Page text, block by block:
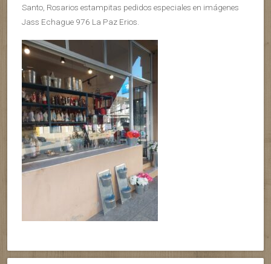
Santo, Rosarios estampitas pedidos especiales en imágenes
Jass Echague 976 La Paz Erios.